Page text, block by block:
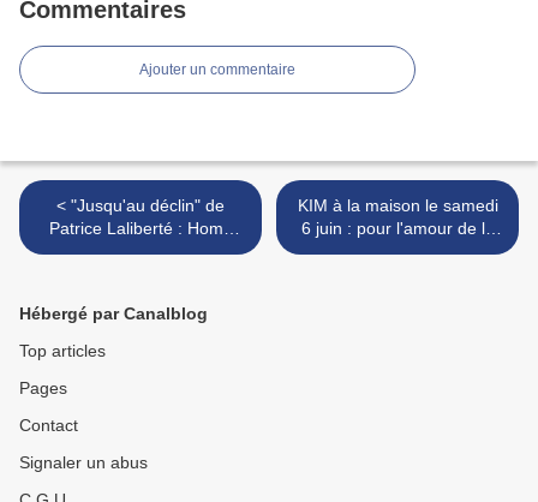
Commentaires
Ajouter un commentaire
< "Jusqu'au déclin" de
Patrice Laliberté : Homo
homini lupus est
KIM à la maison le samedi
6 juin : pour l'amour de la
musique... >
Hébergé par Canalblog
Top articles
Pages
Contact
Signaler un abus